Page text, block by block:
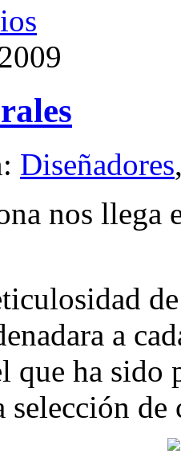
Diseñadores
nos
a
que ha
de